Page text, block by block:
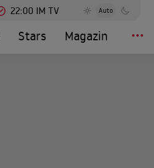
22:00 IM TV Auto
Stars Magazin